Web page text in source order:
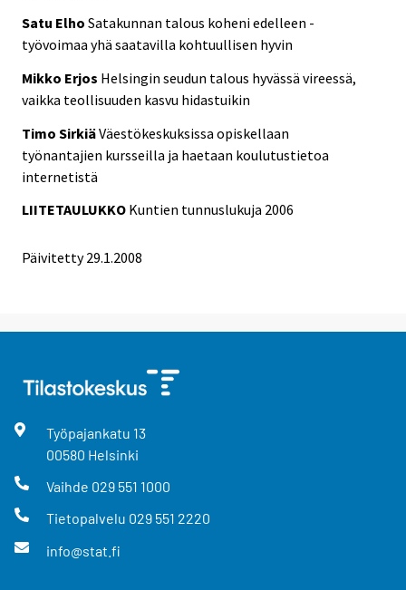
Satu Elho Satakunnan talous koheni edelleen -
työvoimaa yhä saatavilla kohtuullisen hyvin
Mikko Erjos Helsingin seudun talous hyvässä vireessä,
vaikka teollisuuden kasvu hidastuikin
Timo SirkiäVäestökeskuksissa opiskellaan
työnantajien kursseilla ja haetaan koulutustietoa
internetistä
LIITETAULUKKO Kuntien tunnuslukuja 2006
Päivitetty29.1.2008
Työpajankatu 13
00580 Helsinki
Vaihde 029 551 1000
Tietopalvelu 029 551 2220
info@stat.fi